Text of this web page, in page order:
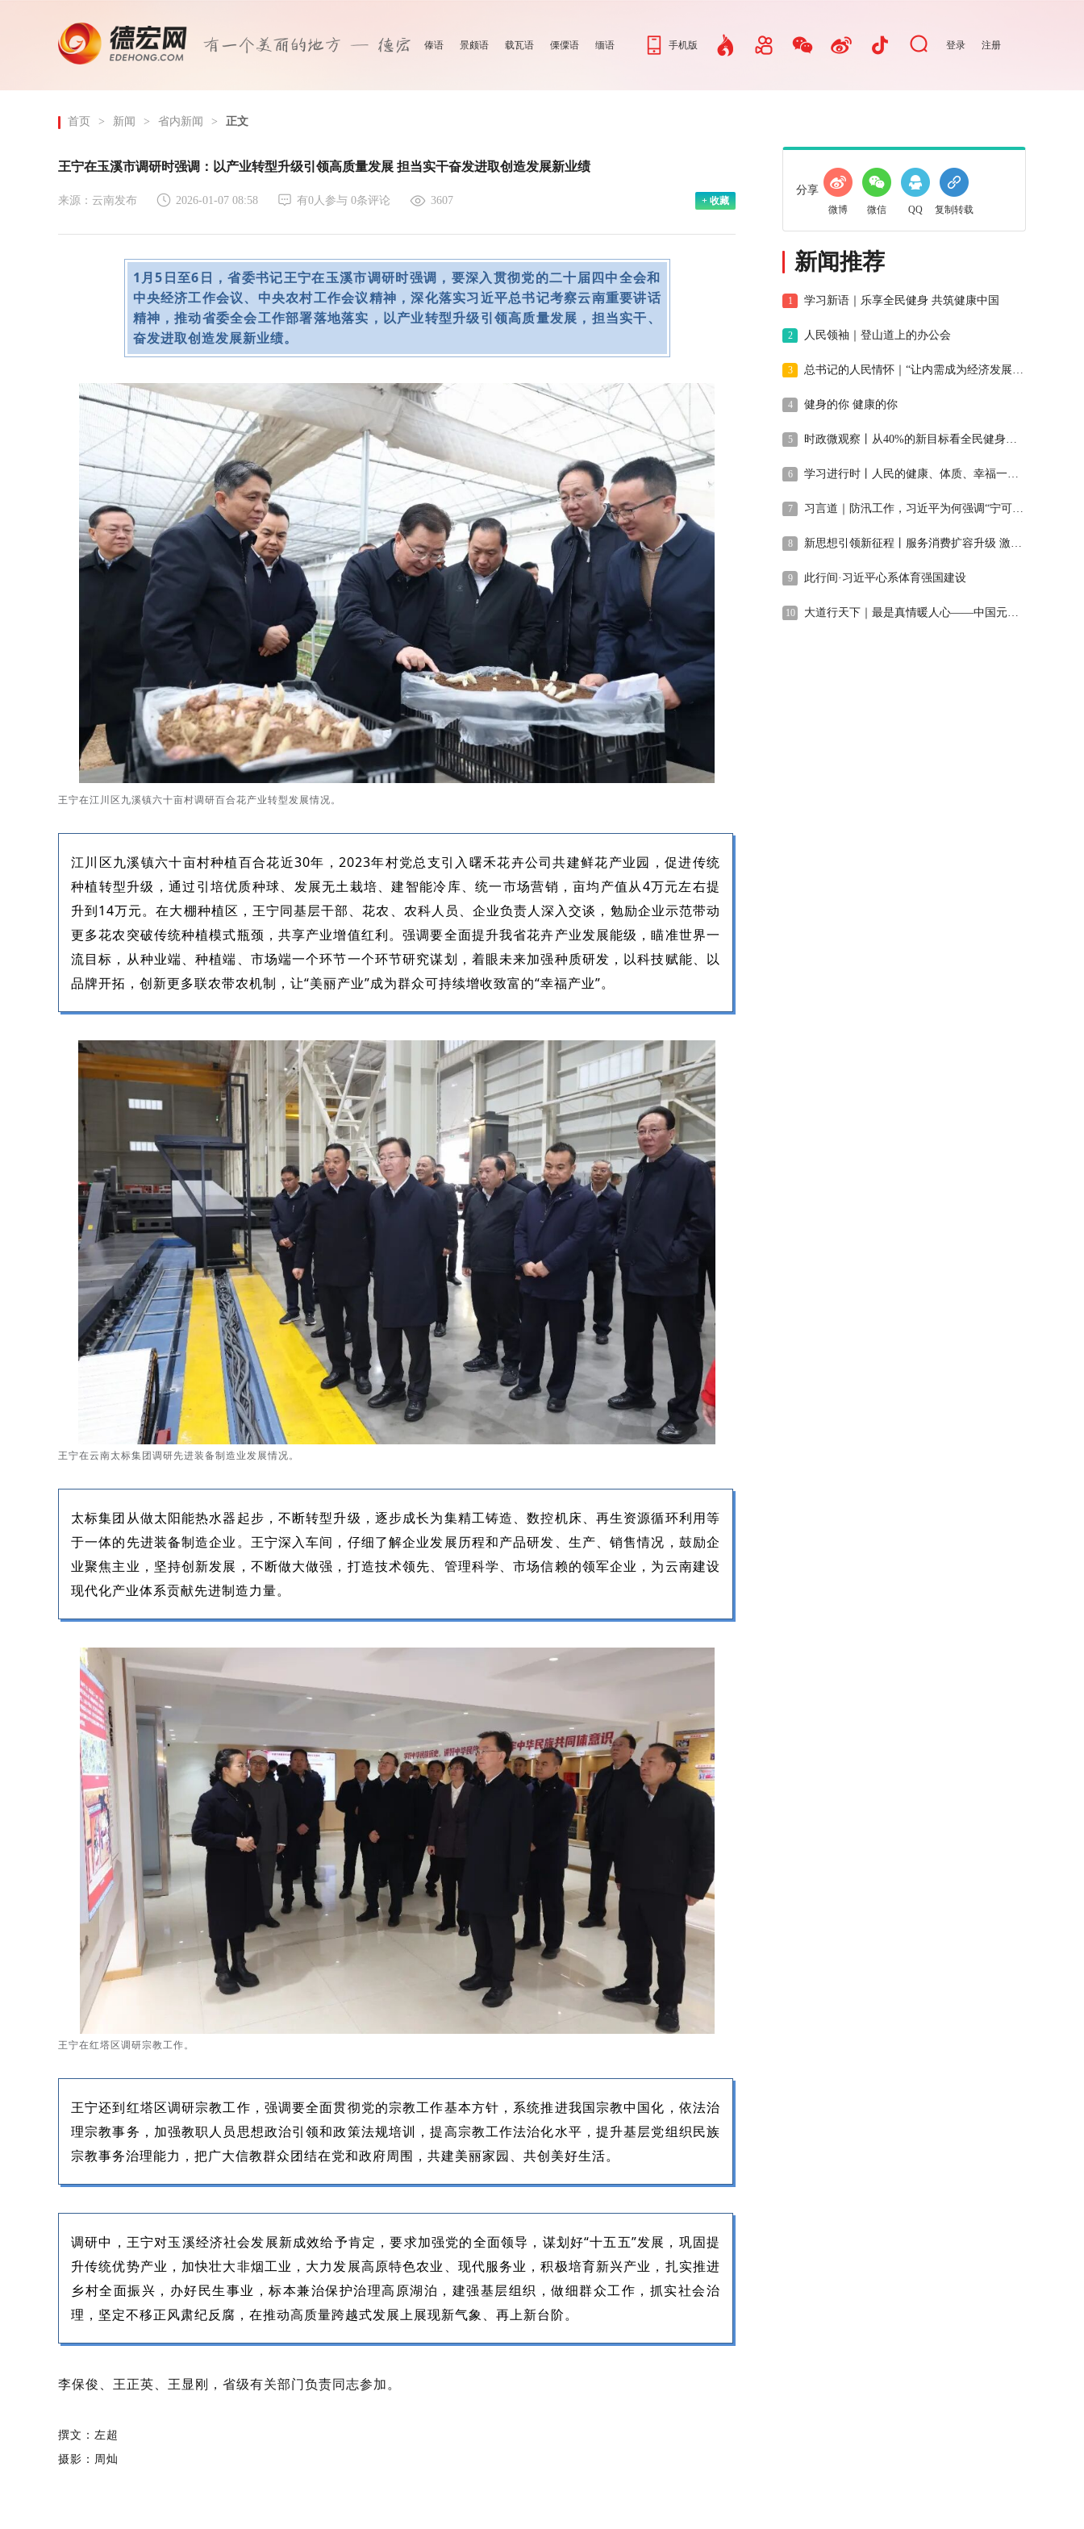
傣语 景颇语 载瓦语 傈僳语 缅语 手机版 登录 注册
首页 > 新闻 > 省内新闻 > 正文
王宁在玉溪市调研时强调：以产业转型升级引领高质量发展 担当实干奋发进取创造发展新业绩
来源：云南发布 2026-01-07 08:58 有0人参与 0条评论 3607 + 收藏
1月5日至6日，省委书记王宁在玉溪市调研时强调，要深入贯彻党的二十届四中全会和
中央经济工作会议、中央农村工作会议精神，深化落实习近平总书记考察云南重要讲话
精神，推动省委全会工作部署落地落实，以产业转型升级引领高质量发展，担当实干、
奋发进取创造发展新业绩。
王宁在江川区九溪镇六十亩村调研百合花产业转型发展情况。
江川区九溪镇六十亩村种植百合花近30年，2023年村党总支引入曙禾花卉公司共建鲜花产业园，促进传统
种植转型升级，通过引培优质种球、发展无土栽培、建智能冷库、统一市场营销，亩均产值从4万元左右提
升到14万元。在大棚种植区，王宁同基层干部、花农、农科人员、企业负责人深入交谈，勉励企业示范带动
更多花农突破传统种植模式瓶颈，共享产业增值红利。强调要全面提升我省花卉产业发展能级，瞄准世界一
流目标，从种业端、种植端、市场端一个环节一个环节研究谋划，着眼未来加强种质研发，以科技赋能、以
品牌开拓，创新更多联农带农机制，让“美丽产业”成为群众可持续增收致富的“幸福产业”。
王宁在云南太标集团调研先进装备制造业发展情况。
太标集团从做太阳能热水器起步，不断转型升级，逐步成长为集精工铸造、数控机床、再生资源循环利用等
于一体的先进装备制造企业。王宁深入车间，仔细了解企业发展历程和产品研发、生产、销售情况，鼓励企
业聚焦主业，坚持创新发展，不断做大做强，打造技术领先、管理科学、市场信赖的领军企业，为云南建设
现代化产业体系贡献先进制造力量。
王宁在红塔区调研宗教工作。
王宁还到红塔区调研宗教工作，强调要全面贯彻党的宗教工作基本方针，系统推进我国宗教中国化，依法治
理宗教事务，加强教职人员思想政治引领和政策法规培训，提高宗教工作法治化水平，提升基层党组织民族
宗教事务治理能力，把广大信教群众团结在党和政府周围，共建美丽家园、共创美好生活。
调研中，王宁对玉溪经济社会发展新成效给予肯定，要求加强党的全面领导，谋划好“十五五”发展，巩固提
升传统优势产业，加快壮大非烟工业，大力发展高原特色农业、现代服务业，积极培育新兴产业，扎实推进
乡村全面振兴，办好民生事业，标本兼治保护治理高原湖泊，建强基层组织，做细群众工作，抓实社会治
理，坚定不移正风肃纪反腐，在推动高质量跨越式发展上展现新气象、再上新台阶。
李保俊、王正英、王显刚，省级有关部门负责同志参加。
撰文： 左超
摄影： 周灿
分享
微博 微信 QQ 复制转载
新闻推荐
1 学习新语｜乐享全民健身 共筑健康中国
2 人民领袖｜登山道上的办公会
3 总书记的人民情怀｜“让内需成为经济发展的主动力”
4 健身的你 健康的你
5 时政微观察丨从40%的新目标看全民健身事业高质量发展
6 学习进行时丨人民的健康、体质、幸福一脉相承
7 习言道｜防汛工作，习近平为何强调“宁可十防九空”？
8 新思想引领新征程丨服务消费扩容升级 激发内需新活力
9 此行间·习近平心系体育强国建设
10 大道行天下｜最是真情暖人心——中国元首外交的世界情怀与大国气派